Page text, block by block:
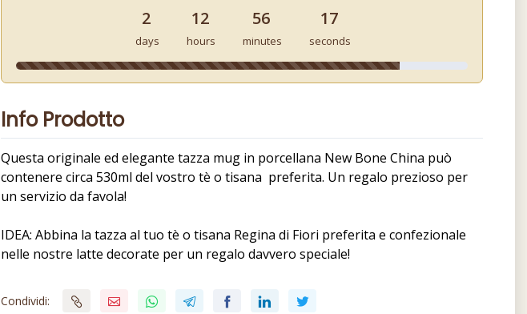
2
days
12
hours
56
minutes
16
seconds
Info Prodotto
Questa originale ed elegante tazza mug in porcellana New Bone China può
contenere circa 530ml del vostro tè o tisana preferita. Un regalo prezioso per
un servizio da favola!
IDEA: Abbina la tazza al tuo tè o tisana Regina di Fiori preferita e confezionale
nelle nostre latte decorate per un regalo davvero speciale!
Condividi: